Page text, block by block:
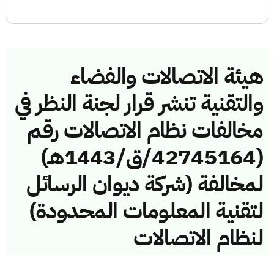
هيئة الاتصالات والفضاء
والتقنية تنشر قرار لجنة النظر في
مخالفات نظام الاتصالات رقم
(42745164/ق/1443هـ)
لمخالفة (شركة ديوان الرسائل
لتقنية المعلومات المحدودة)
لنظام الاتصالات